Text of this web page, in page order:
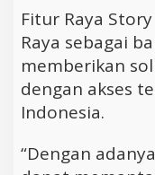
Fitur Raya
Raya sebagai
memberikan
dengan akses
Indonesia.
“Dengan